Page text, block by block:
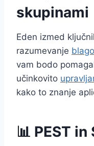
skupinami
Eden izmed
razumevanje
vam bodo
učinkovito
kako to znanje
📊 PEST